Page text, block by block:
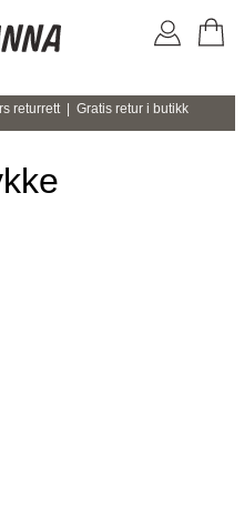
returrett | Gratis retur i butikk